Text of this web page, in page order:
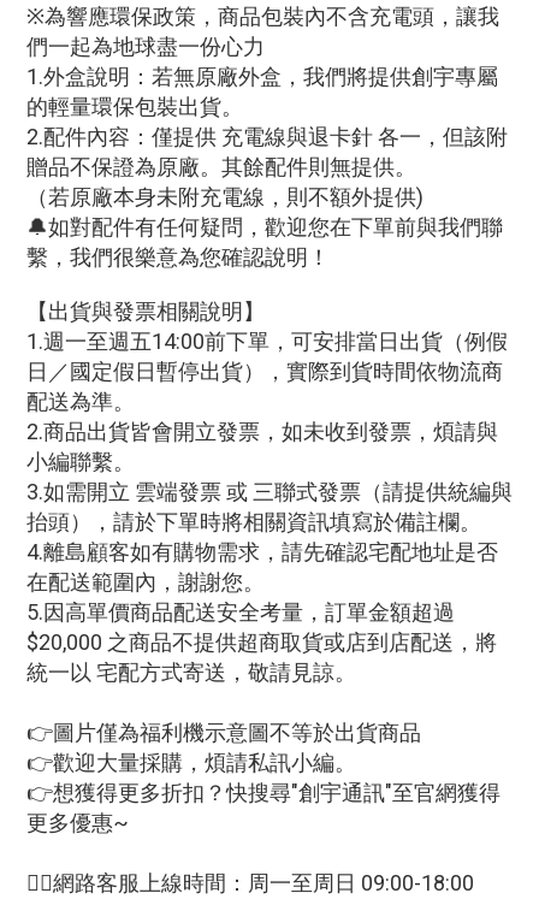
※為響應環保政策，商品包裝內不含充電頭，讓我
們一起為地球盡一份心力
1.外盒說明：若無原廠外盒，我們將提供創宇專屬
的輕量環保包裝出貨。
2.配件內容：僅提供 充電線與退卡針 各一，但該附
贈品不保證為原廠。其餘配件則無提供。
（若原廠本身未附充電線，則不額外提供)
🔔如對配件有任何疑問，歡迎您在下單前與我們聯
繫，我們很樂意為您確認說明！
【出貨與發票相關說明】
1.週一至週五14:00前下單，可安排當日出貨（例假
日／國定假日暫停出貨），實際到貨時間依物流商
配送為準。
2.商品出貨皆會開立發票，如未收到發票，煩請與
小編聯繫。
3.如需開立 雲端發票 或 三聯式發票（請提供統編與
抬頭），請於下單時將相關資訊填寫於備註欄。
4.離島顧客如有購物需求，請先確認宅配地址是否
在配送範圍內，謝謝您。
5.因高單價商品配送安全考量，訂單金額超過
$20,000 之商品不提供超商取貨或店到店配送，將
統一以 宅配方式寄送，敬請見諒。
👉圖片僅為福利機示意圖不等於出貨商品
👉歡迎大量採購，煩請私訊小編。
👉想獲得更多折扣？快搜尋"創宇通訊"至官網獲得
更多優惠~
🙋‍♀網路客服上線時間：周一至周日 09:00-18:00